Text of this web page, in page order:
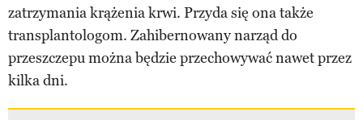
zatrzymania krążenia krwi. Przyda się ona także
transplantologom. Zahibernowany narząd do
przeszczepu można będzie przechowywać nawet przez
kilka dni.